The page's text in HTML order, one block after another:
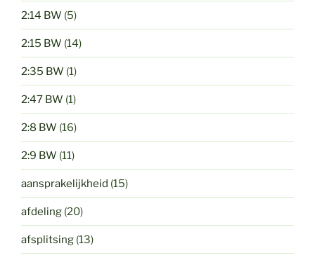
2:14 BW (5)
2:15 BW (14)
2:35 BW (1)
2:47 BW (1)
2:8 BW (16)
2:9 BW (11)
aansprakelijkheid (15)
afdeling (20)
afsplitsing (13)